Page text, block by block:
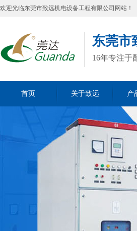
欢迎光临东莞市致远机电设备工程有限公司 网站！
东莞市
16年专注于
首页 关于致远 产